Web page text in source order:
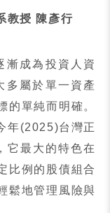
教授 陳彥行
漸成為投資人資
多屬於單一資產
的單純而明確。
年(2025)台灣正
它最大的特色在
比例的股債組合
鬆地管理風險與